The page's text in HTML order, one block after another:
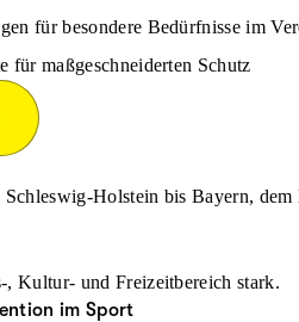
für besondere Bedürfnisse im
für maßgeschneiderten Schutz
Holstein bis Bayern,
, Kultur- und Freizeitbereich stark.
im Sport